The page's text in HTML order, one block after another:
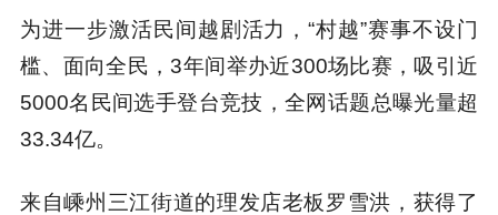
为进一步激活民间越剧活力，“村越”赛事不设门
槛、面向全民，3年间举办近300场比赛，吸引近
5000名民间选手登台竞技，全网话题总曝光量超
33.34亿。
来自嵊州三江街道的理发店老板罗雪洪，获得了